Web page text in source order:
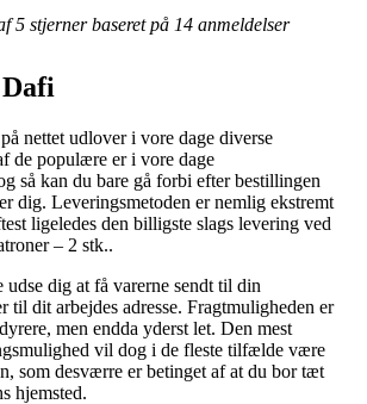
5 stjerner baseret på 14 anmeldelser
nettet udlover i vore dage diverse
de populære er i vore dage
så kan du bare gå forbi efter bestillingen
dig. Leveringsmetoden er nemlig ekstremt
ligeledes den billigste slags levering ved
– 2 stk..
udse dig at få varerne sendt til din
til dit arbejdes adresse. Fragtmuligheden er
men endda yderst let. Den mest
vil dog i de fleste tilfælde være
som desværre er betinget af at du bor tæt
hjemsted.